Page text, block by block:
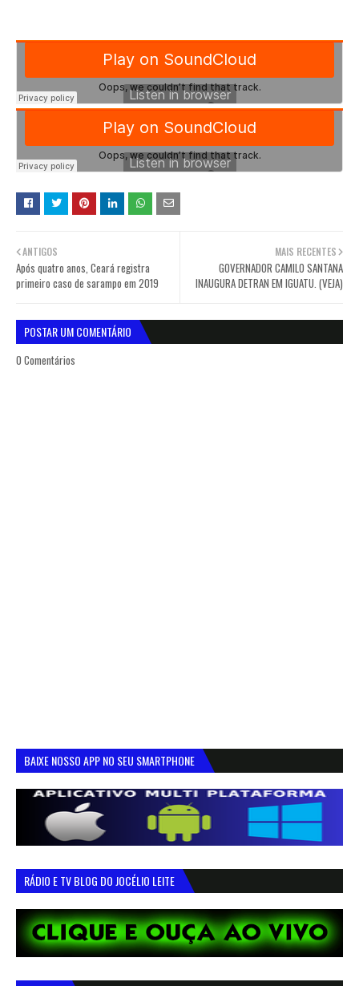
MAIS RECENTES
GOVERNADOR CAMILO SANTANA
INAUGURA DETRAN EM IGUATU. (VEJA)
ANTIGOS
Após quatro anos, Ceará registra
primeiro caso de sarampo em 2019
POSTAR UM COMENTÁRIO
0 Comentários
BAIXE NOSSO APP NO SEU SMARTPHONE
RÁDIO E TV BLOG DO JOCÉLIO LEITE